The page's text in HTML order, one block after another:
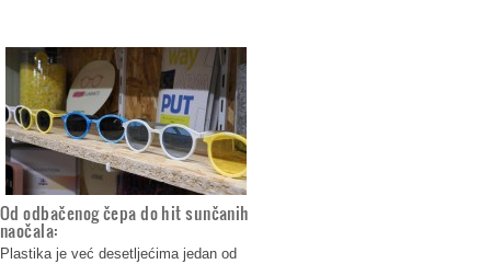
Od odbačenog čepa do hit sunčanih
naočala:
Plastika je već desetljećima jedan od